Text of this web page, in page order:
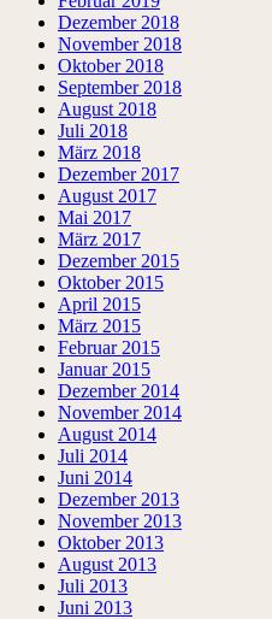
Dezember 2018
November 2018
Oktober 2018
September 2018
August 2018
Juli 2018
März 2018
Dezember 2017
August 2017
Mai 2017
März 2017
Dezember 2015
Oktober 2015
April 2015
März 2015
Februar 2015
Januar 2015
Dezember 2014
November 2014
August 2014
Juli 2014
Juni 2014
Dezember 2013
November 2013
Oktober 2013
August 2013
Juli 2013
Juni 2013